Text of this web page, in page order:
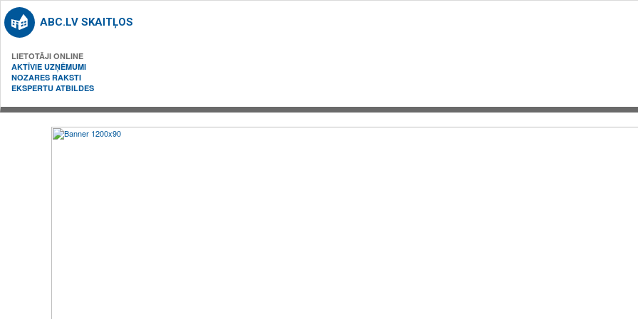
ABC.LV SKAITĻOS
LIETOTĀJI ONLINE
AKTĪVIE UZŅĒMUMI
NOZARES RAKSTI
EKSPERTU ATBILDES